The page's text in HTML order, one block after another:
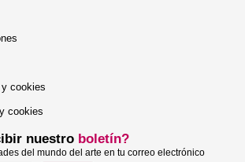
cookies
cookies
nuestro boletín?
del mundo del arte en tu correo electrónico